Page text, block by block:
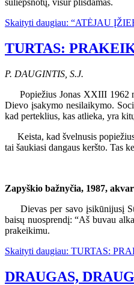
suliepsnotų, visur plisdamas.
Skaityti daugiau: “ATĖJAU
TURTAS:
P. DAUGINTIS, S.J.
Popiežius Jonas XXIII 1962
Dievo įsakymo nesilaikymo.
kad perteklius, kas atlieka, yra
Keista, kad švelnusis
tai šaukiasi dangaus keršto. Tas
Zapyškio bažnyčia, 1987,
Dievas per savo įsikūnijusį
baisų nuosprendį: “Aš buvau
prakeikimu.
Skaityti daugiau: TURTAS:
DRAUGAS,